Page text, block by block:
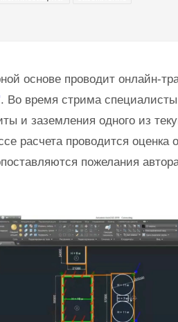
основе проводит онлайн-
. Во время стрима
и заземления одного из
расчета проводится оценка
пожелания